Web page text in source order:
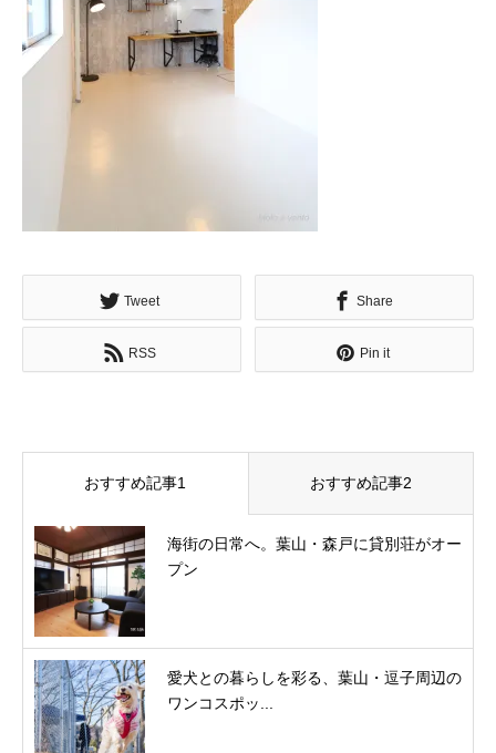
Tweet Share
RSS Pin it
おすすめ記事1 おすすめ記事2
海街の日常へ。葉山・森戸に貸別荘がオー
プン
愛犬との暮らしを彩る、葉山・逗子周辺の
ワンコスポッ...